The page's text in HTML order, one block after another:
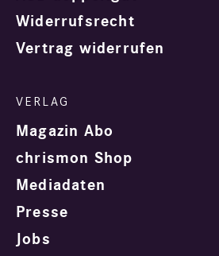
Widerrufsrecht
Vertrag widerrufen
Magazin Abo
chrismon Shop
Mediadaten
Presse
Jobs